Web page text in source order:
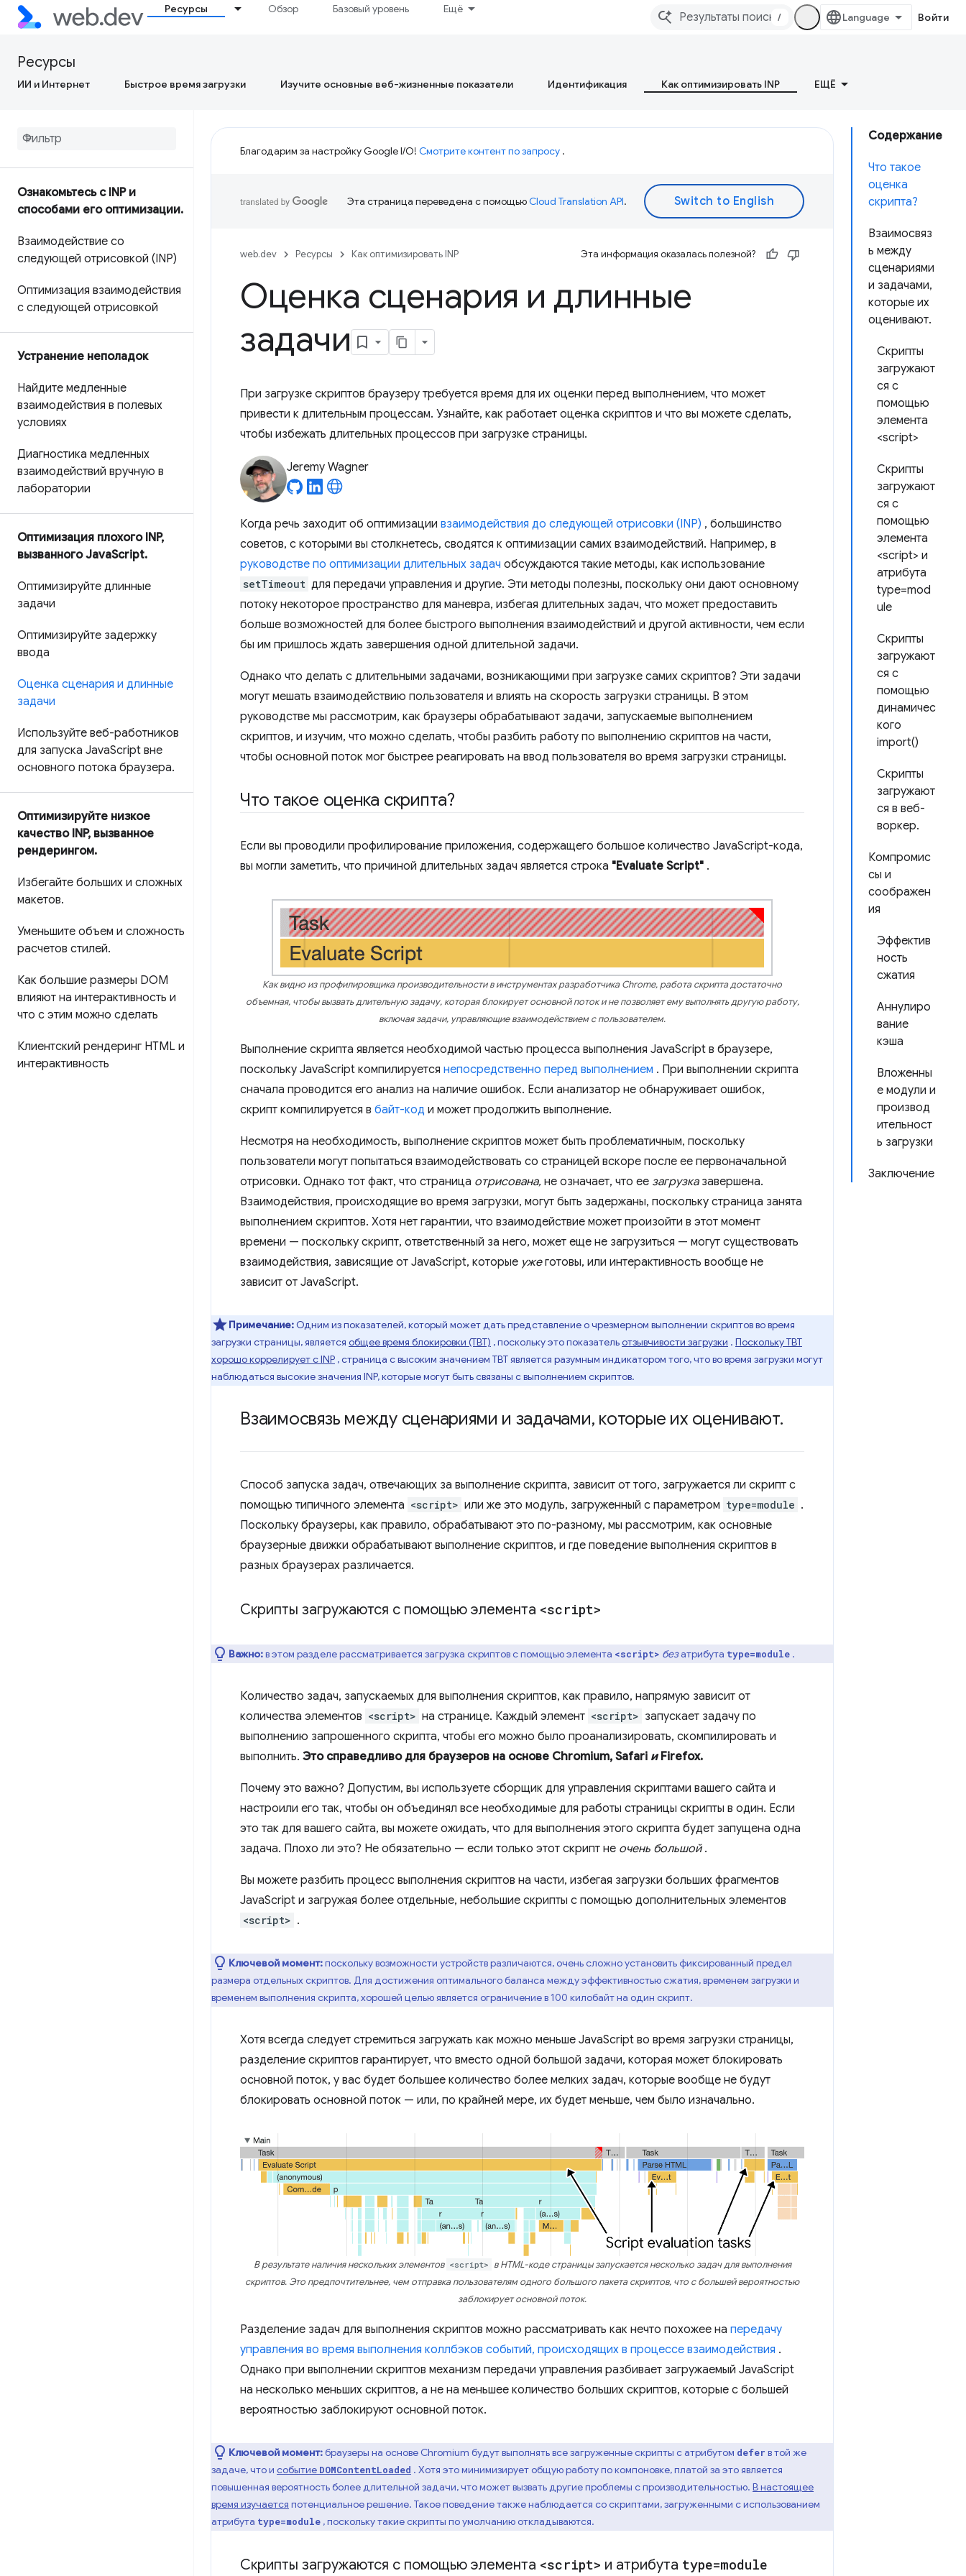
Ресурсы Обзор Базовый уровень Ещё
/ Войти
Ресурсы
ИИ и Интернет Быстрое время загрузки Изучите основные веб-жизненные показатели Идентификация Как оптимизировать INP ЕЩЁ
Ознакомьтесь с INP и
способами его оптимизации.
Взаимодействие со
следующей отрисовкой (INP)
Оптимизация взаимодействия
с следующей отрисовкой
Устранение неполадок
Найдите медленные
взаимодействия в полевых
условиях
Диагностика медленных
взаимодействий вручную в
лаборатории
Оптимизация плохого INP,
вызванного JavaScript.
Оптимизируйте длинные
задачи
Оптимизируйте задержку
ввода
Оценка сценария и длинные
задачи
Используйте веб-работников
для запуска JavaScript вне
основного потока браузера.
Оптимизируйте низкое
качество INP, вызванное
рендерингом.
Избегайте больших и сложных
макетов.
Уменьшите объем и сложность
расчетов стилей.
Как большие размеры DOM
влияют на интерактивность и
что с этим можно сделать
Клиентский рендеринг HTML и
интерактивность
Содержание
Что такое
оценка
скрипта?
Взаимосвяз
ь между
сценариями
и задачами,
которые их
оценивают.
Скрипты
загружают
ся с
помощью
элемента
<script>
Скрипты
загружают
ся с
помощью
элемента
<script> и
атрибута
type=mod
ule
Скрипты
загружают
ся с
помощью
динамичес
кого
import()
Скрипты
загружают
ся в веб-
воркер.
Компромис
сы и
соображен
ия
Эффектив
ность
сжатия
Аннулиро
вание
кэша
Вложенны
е модули и
производ
ительност
ь загрузки
Заключение
Благодарим за настройку Google I/O! Смотрите контент по запросу .
Эта страница переведена с помощьюCloud Translation API.
web.dev Ресурсы Как оптимизировать INP Эта информация оказалась полезной?
Оценка сценария и длинные
задачи
При загрузке скриптов браузеру требуется время для их оценки перед выполнением, что может
привести к длительным процессам. Узнайте, как работает оценка скриптов и что вы можете сделать,
чтобы избежать длительных процессов при загрузке страницы.
Jeremy Wagner
Когда речь заходит об оптимизации взаимодействия до следующей отрисовки (INP) , большинство
советов, с которыми вы столкнетесь, сводятся к оптимизации самих взаимодействий. Например, в
руководстве по оптимизации длительных задач обсуждаются такие методы, как использование
setTimeout для передачи управления и другие. Эти методы полезны, поскольку они дают основному
потоку некоторое пространство для маневра, избегая длительных задач, что может предоставить
больше возможностей для более быстрого выполнения взаимодействий и другой активности, чем если
бы им пришлось ждать завершения одной длительной задачи.
Однако что делать с длительными задачами, возникающими при загрузке самих скриптов? Эти задачи
могут мешать взаимодействию пользователя и влиять на скорость загрузки страницы. В этом
руководстве мы рассмотрим, как браузеры обрабатывают задачи, запускаемые выполнением
скриптов, и изучим, что можно сделать, чтобы разбить работу по выполнению скриптов на части,
чтобы основной поток мог быстрее реагировать на ввод пользователя во время загрузки страницы.
Что такое оценка скрипта?
Если вы проводили профилирование приложения, содержащего большое количество JavaScript-кода,
вы могли заметить, что причиной длительных задач является строка "Evaluate Script" .
Как видно из профилировщика производительности в инструментах разработчика Chrome, работа скрипта достаточно
объемная, чтобы вызвать длительную задачу, которая блокирует основной поток и не позволяет ему выполнять другую работу,
включая задачи, управляющие взаимодействием с пользователем.
Выполнение скрипта является необходимой частью процесса выполнения JavaScript в браузере,
поскольку JavaScript компилируется непосредственно перед выполнением . При выполнении скрипта
сначала проводится его анализ на наличие ошибок. Если анализатор не обнаруживает ошибок,
скрипт компилируется в байт-код и может продолжить выполнение.
Несмотря на необходимость, выполнение скриптов может быть проблематичным, поскольку
пользователи могут попытаться взаимодействовать со страницей вскоре после ее первоначальной
отрисовки. Однако тот факт, что страница отрисована, не означает, что ее загрузказавершена.
Взаимодействия, происходящие во время загрузки, могут быть задержаны, поскольку страница занята
выполнением скриптов. Хотя нет гарантии, что взаимодействие может произойти в этот момент
времени — поскольку скрипт, ответственный за него, может еще не загрузиться — могут существовать
взаимодействия, зависящие от JavaScript, которые ужеготовы, или интерактивность вообще не
зависит от JavaScript.
Примечание: Одним из показателей, который может дать представление о чрезмерном выполнении скриптов во время
загрузки страницы, является общее время блокировки (TBT) , поскольку это показательотзывчивости загрузки . Поскольку TBT
хорошо коррелирует с INP , страница с высоким значением TBT является разумным индикатором того, что во время загрузки могут
наблюдаться высокие значения INP, которые могут быть связаны с выполнением скриптов.
Взаимосвязь между сценариями и задачами, которые их оценивают.
Способ запуска задач, отвечающих за выполнение скрипта, зависит от того, загружается ли скрипт с
помощью типичного элемента <script> или же это модуль, загруженный с параметром type=module .
Поскольку браузеры, как правило, обрабатывают это по-разному, мы рассмотрим, как основные
браузерные движки обрабатывают выполнение скриптов, и где поведение выполнения скриптов в
разных браузерах различается.
Скрипты загружаются с помощью элемента <script>
Важно:в этом разделе рассматривается загрузка скриптов с помощью элемента <script> безатрибута type=module .
Количество задач, запускаемых для выполнения скриптов, как правило, напрямую зависит от
количества элементов <script> на странице. Каждый элемент <script> запускает задачу по
выполнению запрошенного скрипта, чтобы его можно было проанализировать, скомпилировать и
выполнить. Это справедливо для браузеров на основе Chromium, Safari иFirefox.
Почему это важно? Допустим, вы используете сборщик для управления скриптами вашего сайта и
настроили его так, чтобы он объединял все необходимые для работы страницы скрипты в один. Если
это так для вашего сайта, вы можете ожидать, что для выполнения этого скрипта будет запущена одна
задача. Плохо ли это? Не обязательно — если только этот скрипт не очень большой.
Вы можете разбить процесс выполнения скриптов на части, избегая загрузки больших фрагментов
JavaScript и загружая более отдельные, небольшие скрипты с помощью дополнительных элементов
<script> .
Ключевой момент:поскольку возможности устройств различаются, очень сложно установить фиксированный предел
размера отдельных скриптов. Для достижения оптимального баланса между эффективностью сжатия, временем загрузки и
временем выполнения скрипта, хорошей целью является ограничение в 100 килобайт на один скрипт.
Хотя всегда следует стремиться загружать как можно меньше JavaScript во время загрузки страницы,
разделение скриптов гарантирует, что вместо одной большой задачи, которая может блокировать
основной поток, у вас будет большее количество более мелких задач, которые вообще не будут
блокировать основной поток — или, по крайней мере, их будет меньше, чем было изначально.
В результате наличия нескольких элементов <script> в HTML-коде страницы запускается несколько задач для выполнения
скриптов. Это предпочтительнее, чем отправка пользователям одного большого пакета скриптов, что с большей вероятностью
заблокирует основной поток.
Разделение задач для выполнения скриптов можно рассматривать как нечто похожее на передачу
управления во время выполнения коллбэков событий, происходящих в процессе взаимодействия .
Однако при выполнении скриптов механизм передачи управления разбивает загружаемый JavaScript
на несколько меньших скриптов, а не на меньшее количество больших скриптов, которые с большей
вероятностью заблокируют основной поток.
Ключевой момент:браузеры на основе Chromium будут выполнять все загруженные скрипты с атрибутом defer в той же
задаче, что и событие DOMContentLoaded . Хотя это минимизирует общую работу по компоновке, платой за это является
повышенная вероятность более длительной задачи, что может вызвать другие проблемы с производительностью. В настоящее
время изучается потенциальное решение. Такое поведение также наблюдается со скриптами, загруженными с использованием
атрибута type=module , поскольку такие скрипты по умолчанию откладываются.
Скрипты загружаются с помощью элемента <script> и атрибута type=module